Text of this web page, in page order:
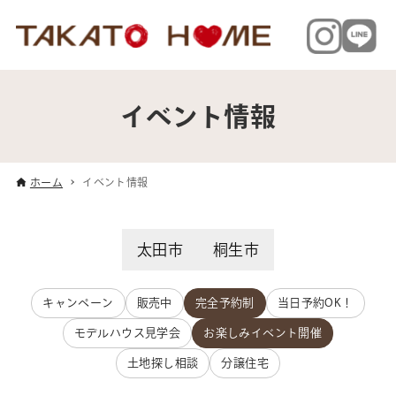
イベント情報
ホーム イベント情報
太田市 桐生市
キャンペーン 販売中 完全予約制 当日予約OK！
モデルハウス見学会 お楽しみイベント開催
土地探し相談 分譲住宅